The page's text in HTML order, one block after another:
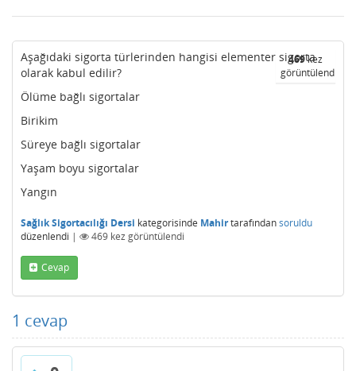
469kez
görüntülendi
Aşağıdaki sigorta türlerinden hangisi elementer sigorta
olarak kabul edilir?
Ölüme bağlı sigortalar
Birikim
Süreye bağlı sigortalar
Yaşam boyu sigortalar
Yangın
Sağlık Sigortacılığı Dersi kategorisinde Mahirtarafındansoruldu
düzenlendi | 469 kez görüntülendi
Cevap
1 cevap